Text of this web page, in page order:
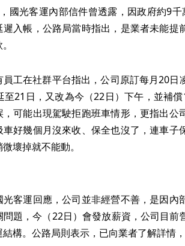
國光客運內部信件曾透露，因政府約9
遲入帳，公路局當時指出，是業者未能提
員工在社群平台指出，公司原訂每月20日
至21日，又改為今（22日）下午，並補
，可能出現駕駛拒跑班車情形，更指出公
車好幾個月沒來收、保全也沒了，連車子
壞掉就不能動。
光客運回應，公司並非經營不善，是因內
問題，今（22日）會發放薪資，公司目前
構。公路局則表示，已向業者了解詳情，